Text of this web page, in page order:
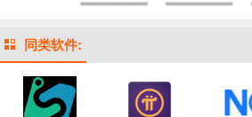
同类软件: